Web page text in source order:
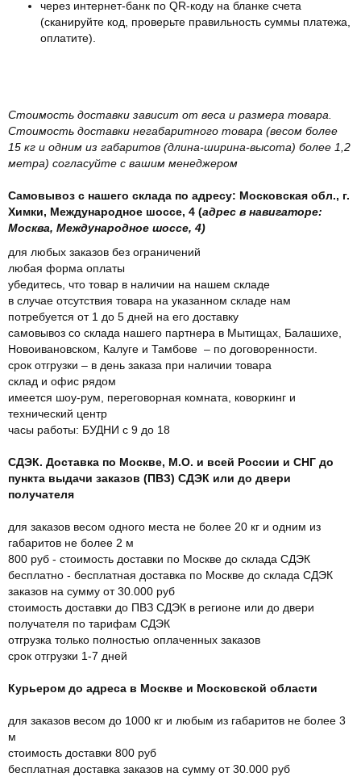
через интернет-банк по QR-коду на бланке счета
(сканируйте код, проверьте правильность суммы платежа,
оплатите).
Стоимость доставки зависит от веса и размера товара.
Стоимость доставки негабаритного товара (весом более
15 кг и одним из габаритов (длина-ширина-высота) более 1,2
метра) согласуйте с вашим менеджером
Самовывоз с нашего склада по адресу: Московская обл., г.
Химки, Международное шоссе, 4 (адрес в навигаторе:
Москва, Международное шоссе, 4)
для любых заказов без ограничений
любая форма оплаты
убедитесь, что товар в наличии на нашем складе
в случае отсутствия товара на указанном складе нам
потребуется от 1 до 5 дней на его доставку
самовывоз со склада нашего партнера в Мытищах, Балашихе,
Новоивановском, Калуге и Тамбове – по договоренности.
срок отгрузки – в день заказа при наличии товара
склад и офис рядом
имеется шоу-рум, переговорная комната, коворкинг и
технический центр
часы работы: БУДНИ с 9 до 18
СДЭК. Доставка по Москве, М.О. и всей России и СНГ до
пункта выдачи заказов (ПВЗ) СДЭК или до двери
получателя
для заказов весом одного места не более 20 кг и одним из
габаритов не более 2 м
800 руб - стоимость доставки по Москве до склада СДЭК
бесплатно - бесплатная доставка по Москве до склада СДЭК
заказов на сумму от 30.000 руб
стоимость доставки до ПВЗ СДЭК в регионе или до двери
получателя по тарифам СДЭК
отгрузка только полностью оплаченных заказов
срок отгрузки 1-7 дней
Курьером до адреса в Москве и Московской области
для заказов весом до 1000 кг и любым из габаритов не более 3
м
стоимость доставки 800 руб
бесплатная доставка заказов на сумму от 30.000 руб